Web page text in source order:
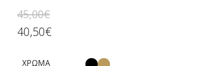
45,00€
40,50€
ΧΡΩΜΑ